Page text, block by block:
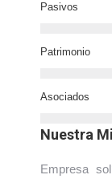
Pasivos
Patrimonio
Asociados
Nuestra
Empresa